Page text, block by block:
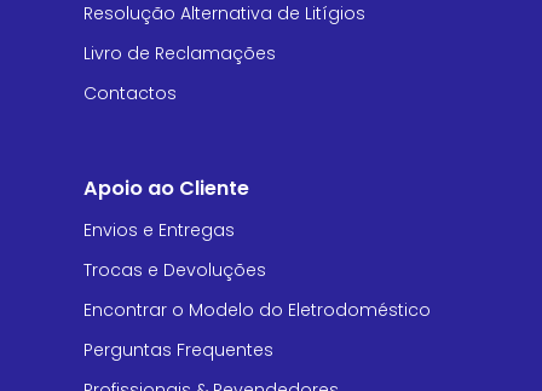
Resolução Alternativa de Litígios
Livro de Reclamações
Contactos
Apoio ao Cliente
Envios e Entregas
Trocas e Devoluções
Encontrar o Modelo do Eletrodoméstico
Perguntas Frequentes